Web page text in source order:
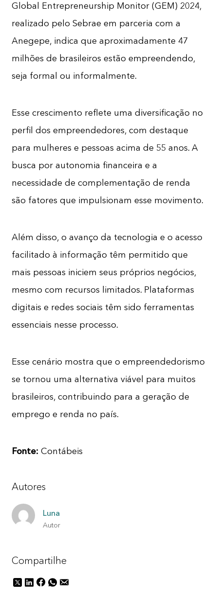
Global Entrepreneurship Monitor (GEM) 2024,
realizado pelo Sebrae em parceria com a
Anegepe, indica que aproximadamente 47
milhões de brasileiros estão empreendendo,
seja formal ou informalmente.
Esse crescimento reflete uma diversificação no
perfil dos empreendedores, com destaque
para mulheres e pessoas acima de 55 anos. A
busca por autonomia financeira e a
necessidade de complementação de renda
são fatores que impulsionam esse movimento.
Além disso, o avanço da tecnologia e o acesso
facilitado à informação têm permitido que
mais pessoas iniciem seus próprios negócios,
mesmo com recursos limitados. Plataformas
digitais e redes sociais têm sido ferramentas
essenciais nesse processo.
Esse cenário mostra que o empreendedorismo
se tornou uma alternativa viável para muitos
brasileiros, contribuindo para a geração de
emprego e renda no país.
Fonte: Contábeis
Autores
Luna
Autor
Compartilhe